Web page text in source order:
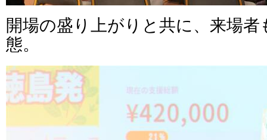
開場の盛り上がりと共に、来場
態。